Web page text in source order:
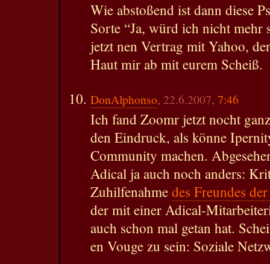
Wie abstoßend ist dann diese
Sorte “Ja, würd ich nicht mehr
jetzt nen Vertrag mit Yahoo,
Haut mir ab mit eurem Scheiß.
DonAlphonso, 22.6.2007, 7:46
Ich fand Zoomr jetzt nocht
den Eindruck, als könne
Community machen.
Adical ja auch noch anders:
Zuhilfenahme des Freundes
der mit einer Adical-
auch schon mal getan hat.
en Vouge zu sein: Soziale